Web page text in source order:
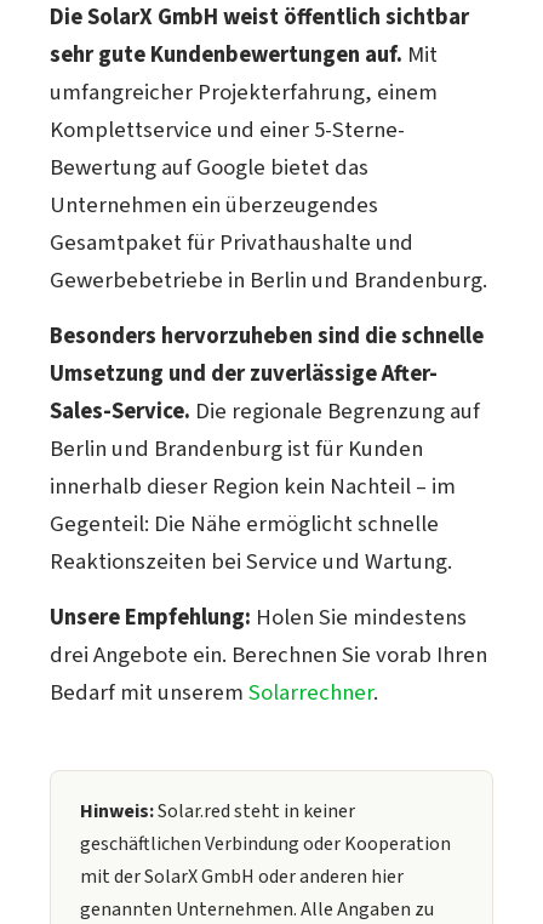
Die SolarX GmbH weist öffentlich sichtbar
sehr gute Kundenbewertungen auf. Mit
umfangreicher Projekterfahrung, einem
Komplettservice und einer 5-Sterne-
Bewertung auf Google bietet das
Unternehmen ein überzeugendes
Gesamtpaket für Privathaushalte und
Gewerbebetriebe in Berlin und Brandenburg.
Besonders hervorzuheben sind die schnelle
Umsetzung und der zuverlässige After-
Sales-Service. Die regionale Begrenzung auf
Berlin und Brandenburg ist für Kunden
innerhalb dieser Region kein Nachteil – im
Gegenteil: Die Nähe ermöglicht schnelle
Reaktionszeiten bei Service und Wartung.
Unsere Empfehlung: Holen Sie mindestens
drei Angebote ein. Berechnen Sie vorab Ihren
Bedarf mit unseremSolarrechner.
Hinweis:Solar.red steht in keiner
geschäftlichen Verbindung oder Kooperation
mit der SolarX GmbH oder anderen hier
genannten Unternehmen. Alle Angaben zu